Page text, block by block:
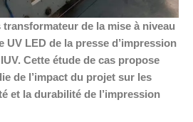
de la mise à niveau
UV LED de la presse d’impression
Cette étude de cas propose
de l’impact du projet sur les
et la durabilité de l’impression